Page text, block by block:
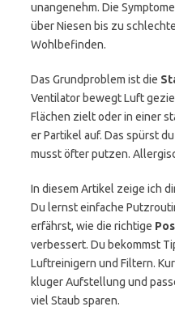
unangenehm. Die
über Niesen bis zu
Wohlbefinden.
Das Grundproblem ist die
Ventilator bewegt Luft
Flächen zielt oder in einer
er Partikel auf. Das spürst
musst öfter putzen.
In diesem Artikel zeige ich
Du lernst einfache
erfährst, wie die richtige
verbessert. Du bekommst
Luftreinigern und Filtern.
kluger Aufstellung und
viel Staub sparen.